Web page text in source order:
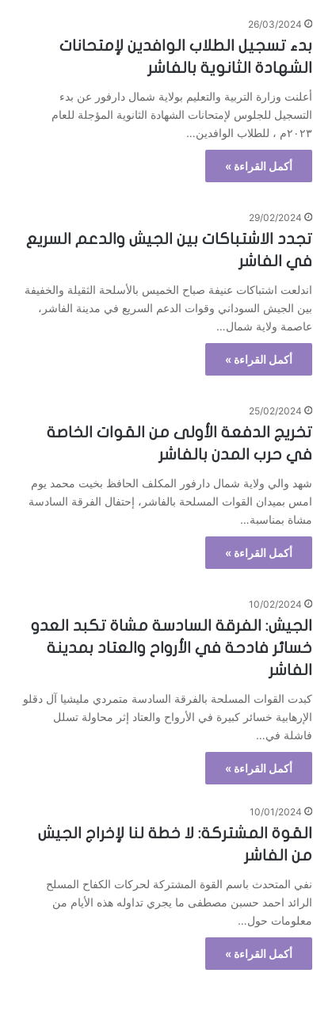
26/03/2024
بدء تسجيل الطلاب الوافدين لإمتحانات
الشهادة الثانوية بالفاشر
أعلنت وزارة التربية والتعليم بولاية شمال دارفور عن بدء
التسجيل للجلوس لإمتحانات الشهادة الثانوية المؤجلة للعام
٢٠٢٣م ، للطلاب الوافدين…
أكمل القراءة »
29/02/2024
تجدد الاشتباكات بين الجيش والدعم السريع
في الفاشر
اندلعت اشتباكات عنيفة صباح الخميس بالأسلحة الثقيلة والخفيفة
بين الجيش السوداني وقوات الدعم السريع في مدينة الفاشر،
عاصمة ولاية شمال…
أكمل القراءة »
25/02/2024
تخريج الدفعة الأولى من القوات الخاصة
في حرب المدن بالفاشر
شهد والي ولاية شمال دارفور المكلف الحافظ بخيت محمد يوم
امس بميدان القوات المسلحة بالفاشر، إحتفال الفرقة السادسة
مشاة بمناسبة…
أكمل القراءة »
10/02/2024
الجيش: الفرقة السادسة مشاة تكبد العدو
خسائر فادحة في الأرواح والعتاد بمدينة
الفاشر
كبدت القوات المسلحة بالفرقة السادسة متمردي مليشيا آل دقلو
الإرهابية خسائر كبيرة في الأرواح والعتاد إثر محاولة تسلل
فاشلة في…
أكمل القراءة »
10/01/2024
القوة المشتركة: لا خطة لنا لإخراج الجيش
من الفاشر
نفي المتحدث باسم القوة المشتركة لحركات الكفاح المسلح
الرائد احمد حسبن مصطفى ما يجري تداوله هذه الأيام من
معلومات حول…
أكمل القراءة »